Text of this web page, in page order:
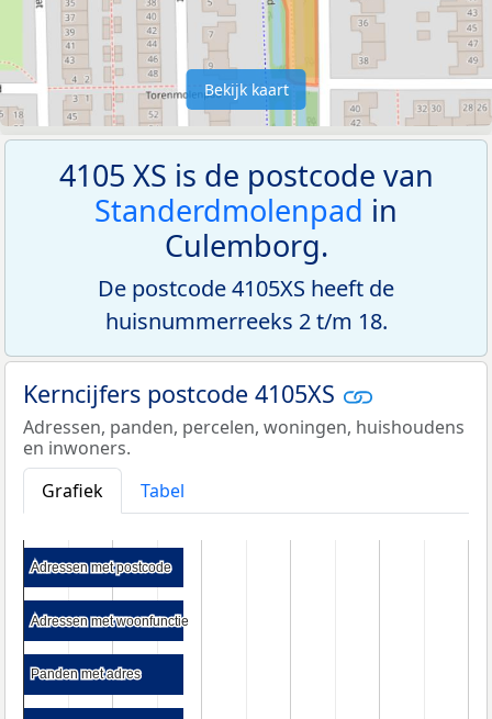
Bekijk kaart
4105 XS is de postcode van
Standerdmolenpad in
Culemborg.
De postcode 4105XS heeft de
huisnummerreeks 2 t/m 18.
Kerncijfers postcode 4105XS
Adressen, panden, percelen, woningen, huishoudens
en inwoners.
Grafiek
Tabel
Adressen met postcode
Adressen met postcode
Adressen met woonfunctie
Adressen met woonfunctie
Panden met adres
Panden met adres